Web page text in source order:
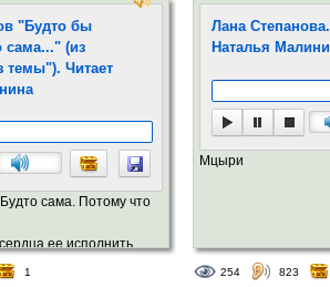
"Будто бы
сама..." (из
темы"). Читает
сама. Потому что
ее исполнить....
1
Лана
Наталья
Мцыри
254 823